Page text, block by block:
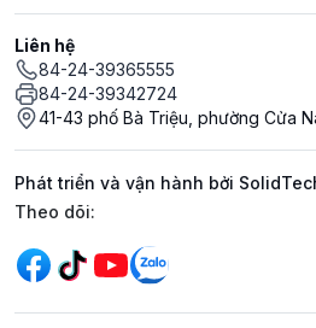
Liên hệ
84-24-39365555
84-24-39342724
41-43 phố Bà Triệu, phường Cửa
Phát triển và vận hành bởi
Mạng xã hội
Theo dõi: